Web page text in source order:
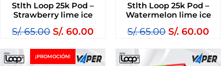
Stlth Loop 25k Pod –
Strawberry lime ice
S/.65.00 S/. 60.00
Stlth Loop 25k Pod –
Watermelon lime ice
S/.65.00 S/. 60.00
¡PROMOCIÓN!